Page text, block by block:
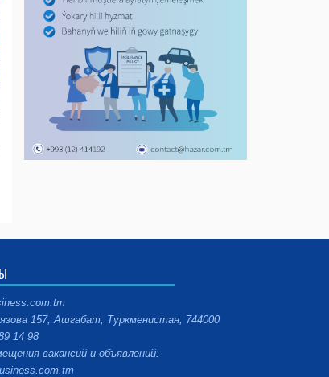
157, Ашгабат, Туркменистан, 744000
14 98
вакансий и объявлений: